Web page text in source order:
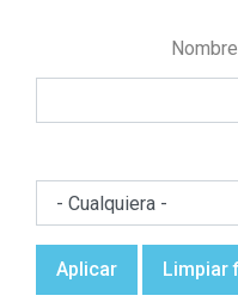
Nombre
Aplicar Limpiar